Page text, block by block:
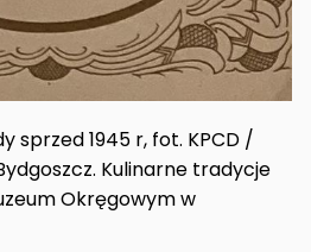
sprzed 1945 r, fot. KPCD /
Kulinarne tradycje
Okręgowym w